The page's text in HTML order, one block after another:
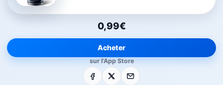
0,99€
Acheter
sur l'App Store
Facebook E-mail